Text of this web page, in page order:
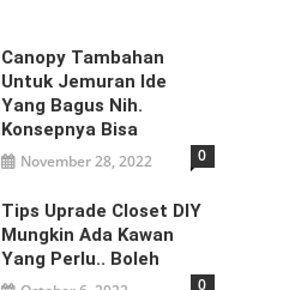
Canopy Tambahan
Untuk Jemuran Ide
Yang Bagus Nih.
Konsepnya Bisa
November 28, 2022 0
Tips Uprade Closet DIY
Mungkin Ada Kawan
Yang Perlu.. Boleh
0